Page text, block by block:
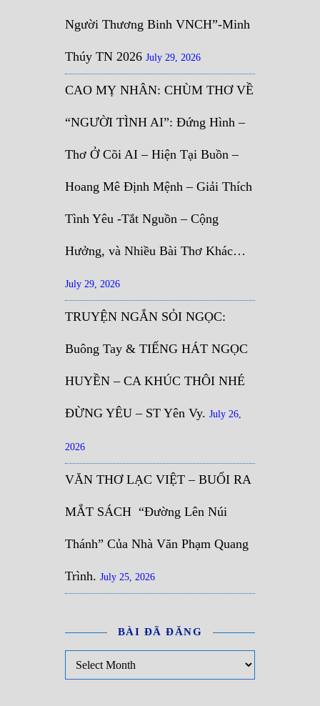
Người Thương Binh VNCH”-Minh
Thúy TN 2026 July 29, 2026
CAO MỴ NHÂN: CHÙM THƠ VỀ
“NGƯỜI TÌNH AI”: Đứng Hình –
Thơ Ở Cõi AI – Hiện Tại Buồn –
Hoang Mê Định Mệnh – Giải Thích
Tình Yêu -Tắt Nguồn – Cộng
Hưởng, và Nhiều Bài Thơ Khác…
July 29, 2026
TRUYỆN NGẮN SỎI NGỌC:
Buông Tay & TIẾNG HÁT NGỌC
HUYỀN – CA KHÚC THÔI NHÉ
ĐỪNG YÊU – ST Yên Vy. July 26,
2026
VĂN THƠ LẠC VIỆT – BUỔI RA
MẮT SÁCH “Đường Lên Núi
Thánh” Của Nhà Văn Phạm Quang
Trình. July 25, 2026
BÀI ĐÃ ĐĂNG